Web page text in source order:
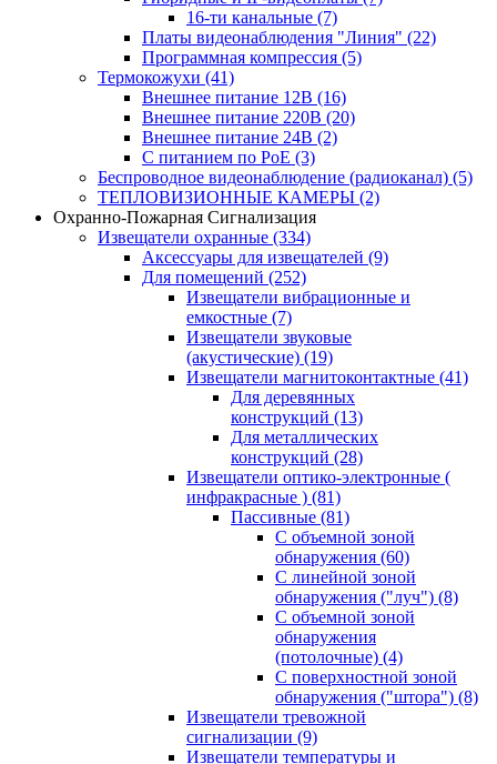
16-ти канальные (7)
Платы видеонаблюдения "Линия" (22)
Программная компрессия (5)
Термокожухи (41)
Внешнее питание 12В (16)
Внешнее питание 220В (20)
Внешнее питание 24В (2)
С питанием по PoE (3)
Беспроводное видеонаблюдение (радиоканал) (5)
ТЕПЛОВИЗИОННЫЕ КАМЕРЫ (2)
Охранно-Пожарная Сигнализация
Извещатели охранные (334)
Аксессуары для извещателей (9)
Для помещений (252)
Извещатели вибрационные и
емкостные (7)
Извещатели звуковые
(акустические) (19)
Извещатели магнитоконтактные (41)
Для деревянных
конструкций (13)
Для металлических
конструкций (28)
Извещатели оптико-электронные (
инфракрасные ) (81)
Пассивные (81)
С объемной зоной
обнаружения (60)
С линейной зоной
обнаружения ("луч") (8)
С объемной зоной
обнаружения
(потолочные) (4)
С поверхностной зоной
обнаружения ("штора") (8)
Извещатели тревожной
сигнализации (9)
Извещатели температуры и